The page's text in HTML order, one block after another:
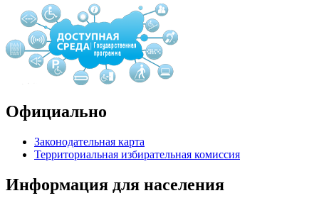
Официально
Законодательная карта
Территориальная избирательная комиссия
Информация для населения